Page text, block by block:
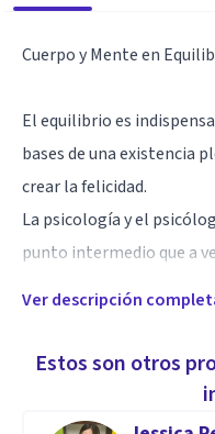
Cuerpo y Mente en
El equilibrio es
bases de una existencia
crear la felicidad.
La psicología y el
punto intermedio que a
encontrarás una
con el toque profesional
Ver descripción
Estos son otros